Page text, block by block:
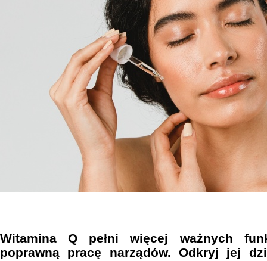
Witamina Q pełni więcej ważnych
poprawną pracę narządów. Odkryj jej